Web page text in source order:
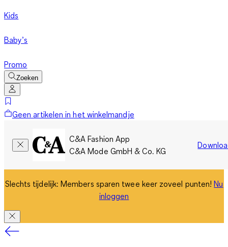
Kids
Baby’s
Promo
Zoeken
Geen artikelen in het winkelmandje
C&A Fashion App
C&A Mode GmbH & Co. KG
Slechts tijdelijk: Members sparen twee keer zoveel punten!Nu
inloggen